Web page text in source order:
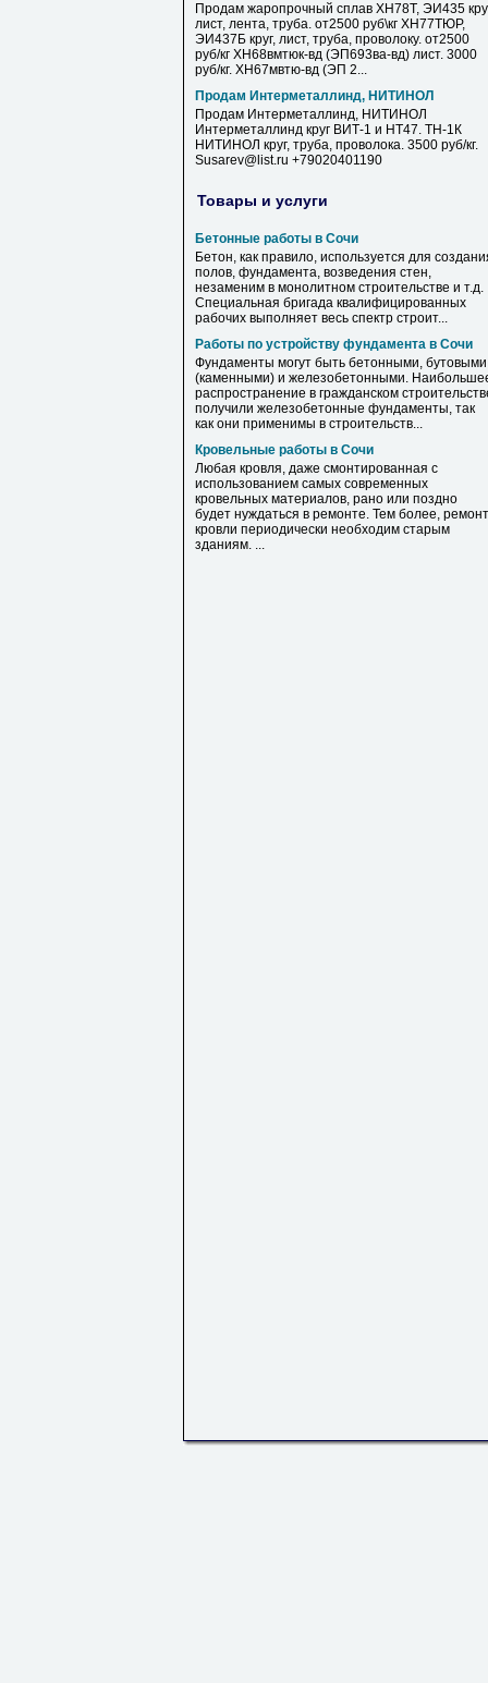
Продам жаропрочный сплав ХН78Т, ЭИ435
лист, лента, труба. от2500 руб\кг ХН77ТЮР,
ЭИ437Б круг, лист, труба, проволоку. от2500
руб/кг ХН68вмтюк-вд (ЭП693ва-вд) лист. 3000
руб/кг. ХН67мвтю-вд (ЭП 2...
Продам Интерметаллинд, НИТИНОЛ
Продам Интерметаллинд, НИТИНОЛ
Интерметаллинд круг ВИТ-1 и НТ47. ТН-1К
НИТИНОЛ круг, труба, проволока. 3500 руб/кг.
Susarev@list.ru +79020401190
Товары и услуги
Бетонные работы в Сочи
Бетон, как правило, используется для
полов, фундамента, возведения стен,
незаменим в монолитном строительстве и т.д.
Специальная бригада квалифицированных
рабочих выполняет весь спектр строит...
Работы по устройству фундамента в Сочи
Фундаменты могут быть бетонными, бутовыми
(каменными) и железобетонными.
распространение в гражданском
получили железобетонные фундаменты, так
как они применимы в строительств...
Кровельные работы в Сочи
Любая кровля, даже смонтированная с
использованием самых современных
кровельных материалов, рано или поздно
будет нуждаться в ремонте. Тем более, ремонт
кровли периодически необходим старым
зданиям. ...